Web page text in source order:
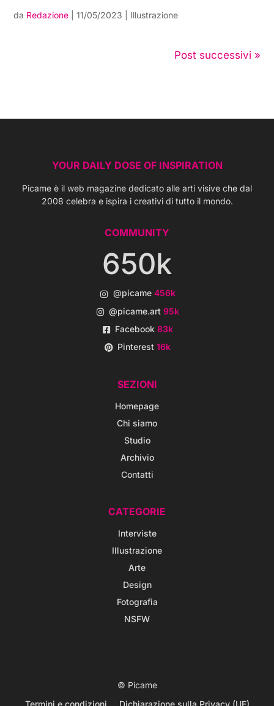
da Redazione |11/05/2023 Illustrazione
Post successivi »
YOUR DAILY DOSE OF INSPIRATION
Picame è il web magazine dedicato alle arti visive che dal
2008 celebra e ispira i creativi di tutto il mondo.
COMMUNITY
650k
@picame 456k
@picame.art95k
Facebook83k
Pinterest16k
SEZIONI
Homepage
Chi siamo
Studio
Archivio
Contatti
CATEGORIE
Interviste
Illustrazione
Arte
Design
Fotografia
NSFW
© Picame
Termini e condizioni
Dichiarazione sulla Privacy (UE)